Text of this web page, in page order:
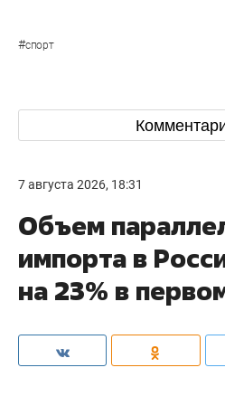
#спорт
7 августа 2026, 18:31
Объем
импорта в
на 23% в